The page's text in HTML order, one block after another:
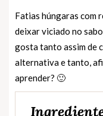
Fatias húngaras com
deixar viciado no
gosta tanto assim de
alternativa e tanto,
aprender? 🙂